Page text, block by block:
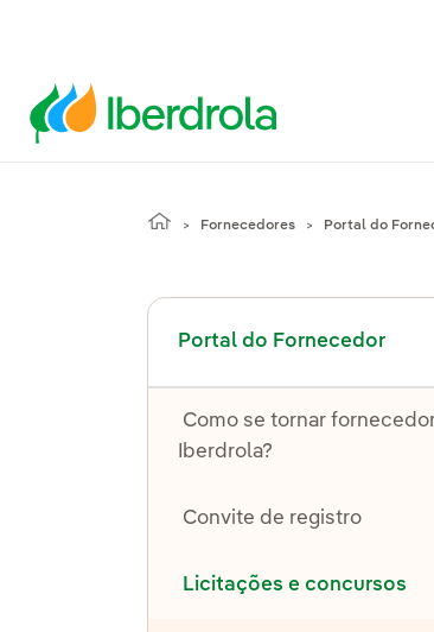
Fornecedores Portal do
Portal do Fornecedor
Alternar submenu de Portal do
Como se tornar
Iberdrola?
Convite de registro
Licitações e concursos